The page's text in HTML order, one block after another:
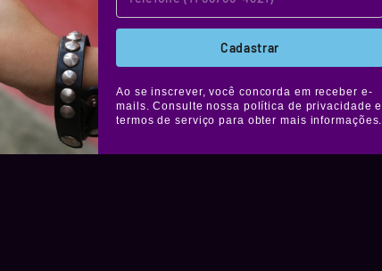
Cadastrar
Ao se inscrever, você concorda em receber e-
mails. Consulte nossa política de privacidade e
termos de serviço para obter mais informações.